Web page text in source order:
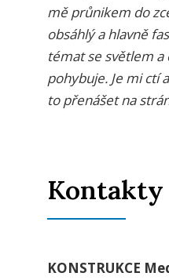
mě průnikem do
obsáhlý a hlavně
témat se světlem a
pohybuje. Je mi ctí
to přenášet na
Kontakty
KONSTRUKCE